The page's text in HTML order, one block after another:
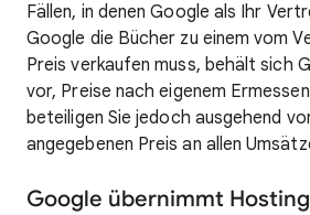
Fällen, in denen Google als Ihr
Google die Bücher zu einem vom
Preis verkaufen muss, behält sich
vor, Preise nach eigenem
beteiligen Sie jedoch ausgehend
angegebenen Preis an allen
Google übernimmt